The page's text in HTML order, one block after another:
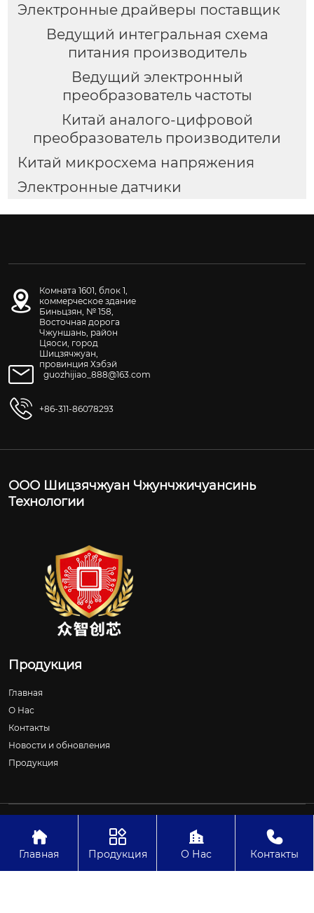
Электронные драйверы поставщик
Ведущий интегральная схема
питания производитель
Ведущий электронный
преобразователь частоты
Китай аналого-цифровой
преобразователь производители
Китай микросхема напряжения
Электронные датчики
Комната 1601, блок 1,
коммерческое здание
Биньцзян, № 158,
Восточная дорога
Чжуншань, район
Цяоси, город
Шицзячжуан,
провинция Хэбэй
guozhijiao_888@163.com
+86-311-86078293
ООО Шицзячжуан Чжунчжичуансинь
Технологии
Продукция
Главная
О Нас
Контакты
Новости и обновления
Продукция
Технологии

Главная

Продукция

О Нас

Контакты